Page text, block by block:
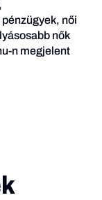
női
nők
n megjelent